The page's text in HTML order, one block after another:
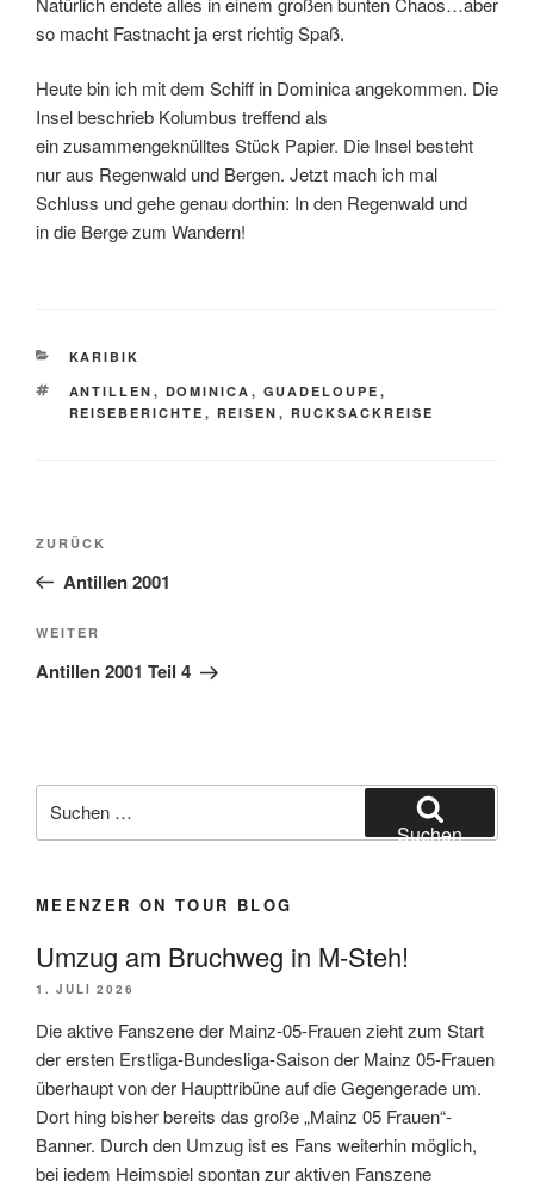
so macht Fastnacht ja erst richtig Spaß.
Heute bin ich mit dem Schiff in Dominica angekommen. Die
Insel beschrieb Kolumbus treffend als
ein zusammengeknülltes Stück Papier. Die Insel besteht
nur aus Regenwald und Bergen. Jetzt mach ich mal
Schluss und gehe genau dorthin: In den Regenwald und
in die Berge zum Wandern!
KATEGORIEN
KARIBIK
SCHLAGWÖRTER
ANTILLEN , DOMINICA , GUADELOUPE ,
REISEBERICHTE , REISEN , RUCKSACKREISE
Beitragsnavigation
Vorheriger
Beitrag
ZURÜCK
Antillen 2001
Nächster
Beitrag
WEITER
Antillen 2001 Teil 4
nach:
Suchen
MEENZER ON TOUR BLOG
Umzug am Bruchweg in M-Steh!
1. JULI 2026
Die aktive Fanszene der Mainz-05-Frauen zieht zum Start
der ersten Erstliga-Bundesliga-Saison der Mainz 05-Frauen
überhaupt von der Haupttribüne auf die Gegengerade um.
Dort hing bisher bereits das große „Mainz 05 Frauen“-
Banner. Durch den Umzug ist es Fans weiterhin möglich,
bei jedem Heimspiel spontan zur aktiven Fanszene